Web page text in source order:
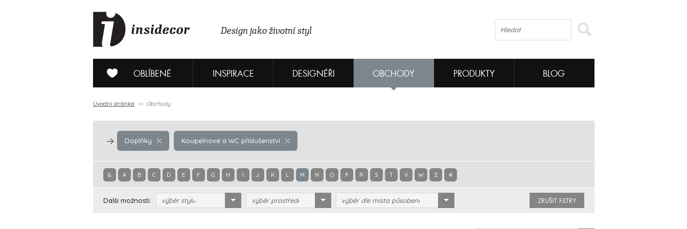
Design jako životní styl
OBLÍBENÉ INSPIRACE DESIGNÉŘI OBCHODY PRODUKTY BLOG
Úvodní stránka Obchody
Doplňky Koupelnové a WC příslušenství
& A B C D E F G H I J K L M N O P R S T V W Z #
Další možnosti: výběr stylu výběr prostředí výběr dle místa působení ZRUŠIT FILTRY